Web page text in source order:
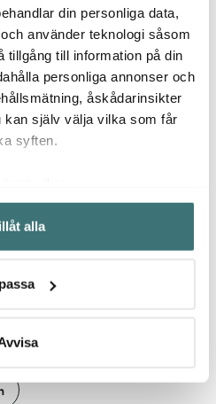
din personliga data,
använder teknologi såsom
tillgång till information på din
personliga annonser och
åskådarinsikter
själv välja vilka som får
syften.
din geografiska plats som
på upp till flera meter
att aktivt skanna den för
personliga uppgifter
ditt samtycke när som
alla
Nachtmann
Noblesse Cocktailglas
18 cl 2-pack
307 kr 439 kr
Få i lager
Svart
209
av våra kunder